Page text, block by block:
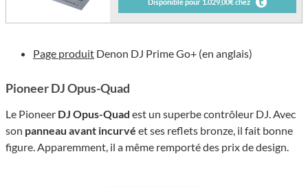
Page produit Denon DJ Prime Go+ (en anglais)
Pioneer DJ Opus-Quad
Le Pioneer DJ Opus-Quad est un superbe contrôleur DJ. Avec
son panneau avant incurvé et ses reflets bronze, il fait bonne
figure. Apparemment, il a même remporté des prix de design.